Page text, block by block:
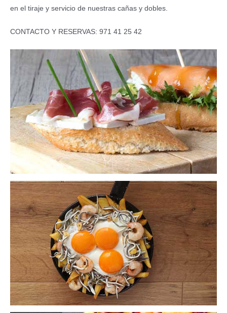
en el tiraje y servicio de nuestras cañas y dobles.
CONTACTO Y RESERVAS: 971 41 25 42